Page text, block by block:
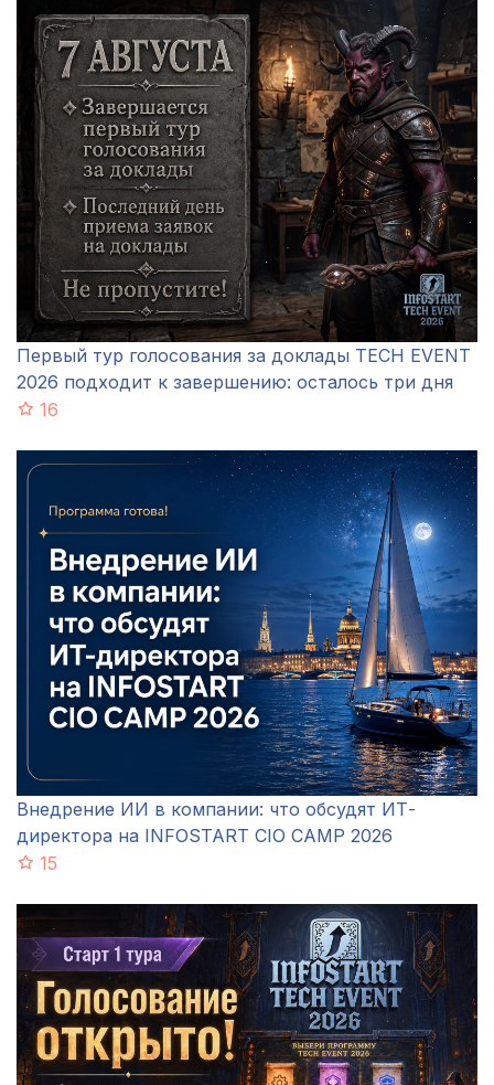
Первый тур голосования за доклады TECH EVENT
2026 подходит к завершению: осталось три дня
16
Внедрение ИИ в компании: что обсудят ИТ-
директора на INFOSTART CIO CAMP 2026
15